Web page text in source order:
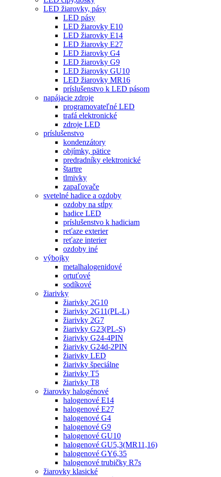
LED žiarovky, pásy
LED pásy
LED žiarovky E10
LED žiarovky E14
LED žiarovky E27
LED žiarovky G4
LED žiarovky G9
LED žiarovky GU10
LED žiarovky MR16
príslušenstvo k LED pásom
napájacie zdroje
programovateľné LED
trafá elektronické
zdroje LED
príslušenstvo
kondenzátory
objímky, pätice
predradníky elektronické
štartre
tlmivky
zapaľovače
svetelné hadice a ozdoby
ozdoby na stĺpy
hadice LED
príslušenstvo k hadiciam
reťaze exterier
reťaze interier
ozdoby iné
výbojky
metalhalogenidové
ortuťové
sodíkové
žiarivky
žiarivky 2G10
žiarivky 2G11(PL-L)
žiarivky 2G7
žiarivky G23(PL-S)
žiarivky G24-4PIN
žiarivky G24d-2PIN
žiarivky LED
žiarivky špeciálne
žiarivky T5
žiarivky T8
žiarovky halogénové
halogenové E14
halogenové E27
halogenové G4
halogenové G9
halogenové GU10
halogenové GU5,3(MR11,16)
halogenové GY6,35
halogenové trubičky R7s
žiarovky klasické